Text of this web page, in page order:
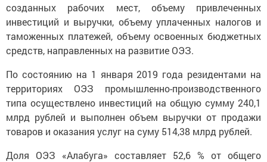
созданных рабочих мест, объему привлеченных
инвестиций и выручки, объему уплаченных налогов и
таможенных платежей, объему освоенных бюджетных
средств, направленных на развитие ОЭЗ.
По состоянию на 1 января 2019 года резидентами на
территориях ОЭЗ промышленно-производственного
типа осуществлено инвестиций на общую сумму 240,1
млрд рублей и выполнен объем выручки от продажи
товаров и оказания услуг на суму 514,38 млрд рублей.
Доля ОЭЗ «Алабуга» составляет 52,6 % от общего